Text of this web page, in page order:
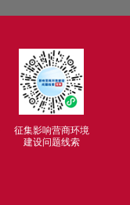
征集影响营商环境
建设问题线索